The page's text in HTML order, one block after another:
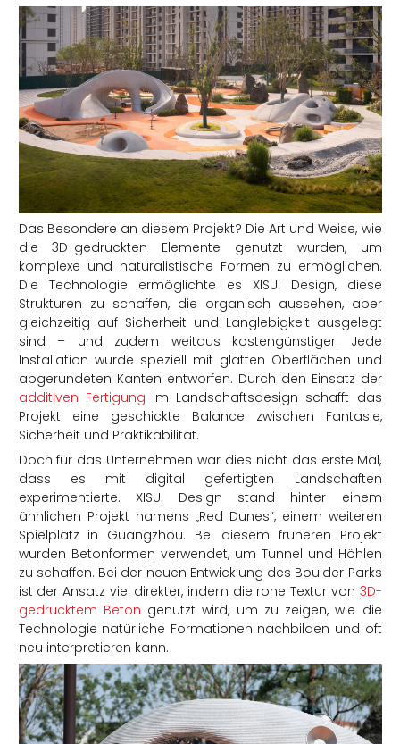
Das Besondere an diesem Projekt? Die Art und Weise, wie
die 3D-gedruckten Elemente genutzt wurden, um
komplexe und naturalistische Formen zu ermöglichen.
Die Technologie ermöglichte es XISUI Design, diese
Strukturen zu schaffen, die organisch aussehen, aber
gleichzeitig auf Sicherheit und Langlebigkeit ausgelegt
sind – und zudem weitaus kostengünstiger. Jede
Installation wurde speziell mit glatten Oberflächen und
abgerundeten Kanten entworfen. Durch den Einsatz der
additiven Fertigung im Landschaftsdesign schafft das
Projekt eine geschickte Balance zwischen Fantasie,
Sicherheit und Praktikabilität.
Doch für das Unternehmen war dies nicht das erste Mal,
dass es mit digital gefertigten Landschaften
experimentierte. XISUI Design stand hinter einem
ähnlichen Projekt namens „Red Dunes“, einem weiteren
Spielplatz in Guangzhou. Bei diesem früheren Projekt
wurden Betonformen verwendet, um Tunnel und Höhlen
zu schaffen. Bei der neuen Entwicklung des Boulder Parks
ist der Ansatz viel direkter, indem die rohe Textur von 3D-
gedrucktem Beton genutzt wird, um zu zeigen, wie die
Technologie natürliche Formationen nachbilden und oft
neu interpretieren kann.